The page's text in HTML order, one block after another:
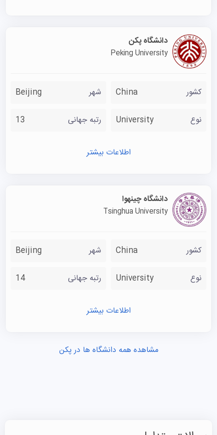
کتابخانه دیجیتال و ساختمانی که به عنوان مرکز مواد آموزشی
وارداتی برای دانشگاه‌های جنگلداری سراسر کشور فعالیت می‌کند
نیز در این مرکز وجود دارد.
دانشگاه پکن
Peking University
کشور China شهر Beijing
نوع University رتبه جهانی 13
اطلاعات بیشتر
دانشگاه چینهوا
Tsinghua University
کشور China شهر Beijing
نوع University رتبه جهانی 14
اطلاعات بیشتر
مشاهده همه دانشگاه ها در پکن